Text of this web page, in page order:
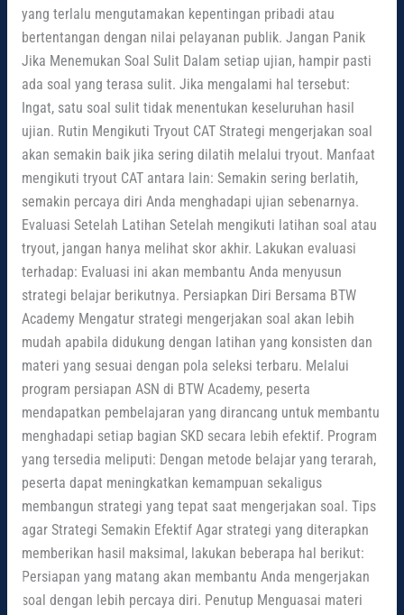
yang terlalu mengutamakan kepentingan pribadi atau
bertentangan dengan nilai pelayanan publik. Jangan Panik
Jika Menemukan Soal Sulit Dalam setiap ujian, hampir pasti
ada soal yang terasa sulit. Jika mengalami hal tersebut:
Ingat, satu soal sulit tidak menentukan keseluruhan hasil
ujian. Rutin Mengikuti Tryout CAT Strategi mengerjakan soal
akan semakin baik jika sering dilatih melalui tryout. Manfaat
mengikuti tryout CAT antara lain: Semakin sering berlatih,
semakin percaya diri Anda menghadapi ujian sebenarnya.
Evaluasi Setelah Latihan Setelah mengikuti latihan soal atau
tryout, jangan hanya melihat skor akhir. Lakukan evaluasi
terhadap: Evaluasi ini akan membantu Anda menyusun
strategi belajar berikutnya. Persiapkan Diri Bersama BTW
Academy Mengatur strategi mengerjakan soal akan lebih
mudah apabila didukung dengan latihan yang konsisten dan
materi yang sesuai dengan pola seleksi terbaru. Melalui
program persiapan ASN di BTW Academy, peserta
mendapatkan pembelajaran yang dirancang untuk membantu
menghadapi setiap bagian SKD secara lebih efektif. Program
yang tersedia meliputi: Dengan metode belajar yang terarah,
peserta dapat meningkatkan kemampuan sekaligus
membangun strategi yang tepat saat mengerjakan soal. Tips
agar Strategi Semakin Efektif Agar strategi yang diterapkan
memberikan hasil maksimal, lakukan beberapa hal berikut:
Persiapan yang matang akan membantu Anda mengerjakan
soal dengan lebih percaya diri. Penutup Menguasai materi